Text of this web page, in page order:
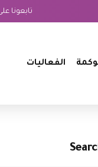
تابعونا
الفعاليات